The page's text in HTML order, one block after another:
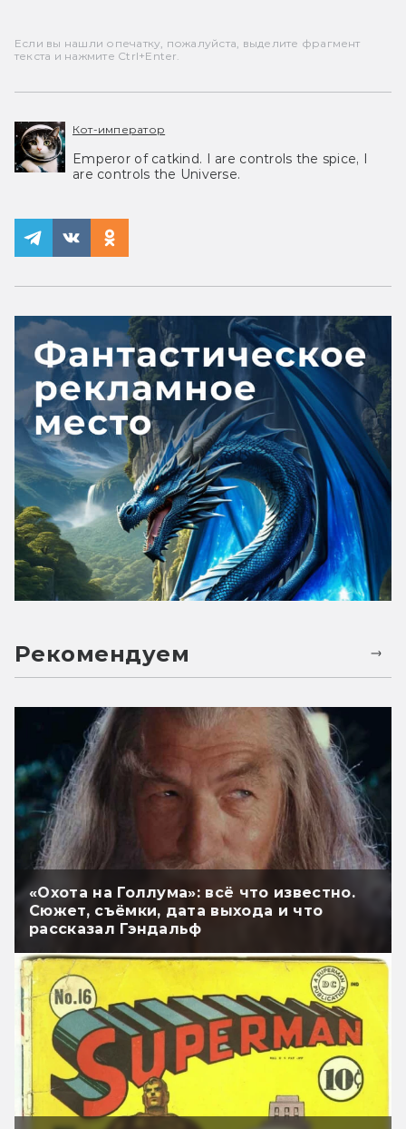
Если вы нашли опечатку, пожалуйста, выделите фрагмент
текста и нажмите Ctrl+Enter.
Кот-император
Emperor of catkind. I are controls the spice, I
are controls the Universe.
Рекомендуем
«Охота на Голлума»: всё что известно.
Сюжет, съёмки, дата выхода и что
рассказал Гэндальф